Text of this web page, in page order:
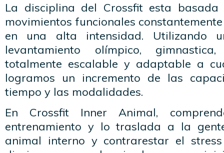
La disciplina del Crossfit esta
movimientos funcionales
en una alta intensidad. Utilizando
levantamiento olímpico,
totalmente escalable y adaptable a
logramos un incremento de las
tiempo y las modalidades.
En Crossfit Inner Animal,
entrenamiento y lo traslada a la
animal interno y contrarestar el